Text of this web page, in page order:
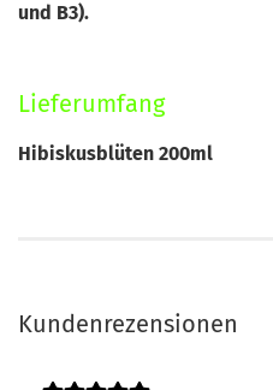
und B3).
Lieferumfang
Hibiskusblüten 200ml
Kundenrezensionen